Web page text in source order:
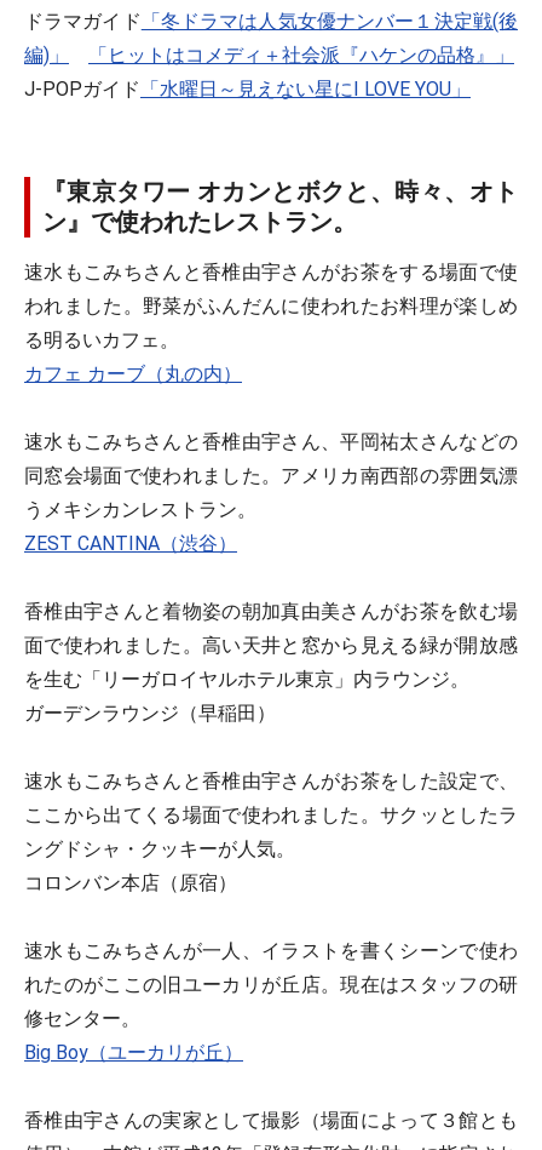
ドラマガイド 「冬ドラマは人気女優ナンバー１決定戦(後
編)」
「ヒットはコメディ＋社会派『ハケンの品格』」
J-POPガイド 「水曜日～見えない星にI LOVE YOU」
『東京タワー オカンとボクと、時々、オト
ン』で使われたレストラン。
速水もこみちさんと香椎由宇さんがお茶をする場面で使
われました。野菜がふんだんに使われたお料理が楽しめ
る明るいカフェ。
カフェ カーブ（丸の内）
速水もこみちさんと香椎由宇さん、平岡祐太さんなどの
同窓会場面で使われました。アメリカ南西部の雰囲気漂
うメキシカンレストラン。
ZEST CANTINA（渋谷）
香椎由宇さんと着物姿の朝加真由美さんがお茶を飲む場
面で使われました。高い天井と窓から見える緑が開放感
を生む「リーガロイヤルホテル東京」内ラウンジ。
ガーデンラウンジ（早稲田）
速水もこみちさんと香椎由宇さんがお茶をした設定で、
ここから出てくる場面で使われました。サクッとしたラ
ングドシャ・クッキーが人気。
コロンバン本店（原宿）
速水もこみちさんが一人、イラストを書くシーンで使わ
れたのがここの旧ユーカリが丘店。現在はスタッフの研
修センター。
Big Boy（ユーカリが丘）
香椎由宇さんの実家として撮影（場面によって３館とも